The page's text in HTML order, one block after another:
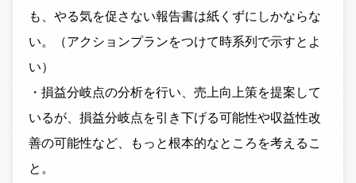
も、やる気を促さない報告書は紙くずにしかならな
い。（アクションプランをつけて時系列で示すとよ
い）
・損益分岐点の分析を行い、売上向上策を提案して
いるが、損益分岐点を引き下げる可能性や収益性改
善の可能性など、もっと根本的なところを考えるこ
と。